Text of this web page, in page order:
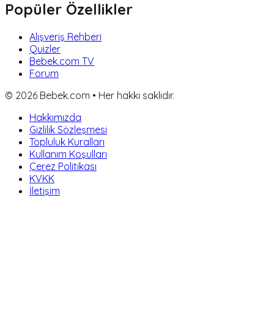
Popüler Özellikler
Alışveriş Rehberi
Quizler
Bebek.com TV
Forum
© 2026 Bebek.com • Her hakkı saklıdır.
Hakkımızda
Gizlilik Sözleşmesi
Topluluk Kuralları
Kullanım Koşulları
Çerez Politikası
KVKK
İletişim